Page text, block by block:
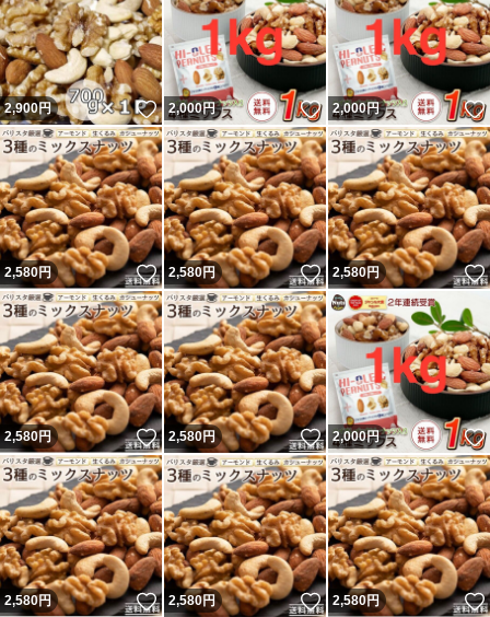
2,900円 いいね！
2,000円 いいね！
2,000円
2,580円 いいね！
2,580円 いいね！
2,580円
2,580円 いいね！
2,580円 いいね！
2,000円
2,580円 いいね！
2,580円 いいね！
2,580円